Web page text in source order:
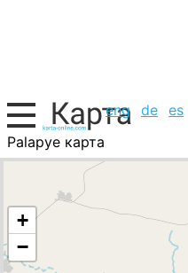
eng de es
Palapye карта
Ботсвана, список міст
+
−